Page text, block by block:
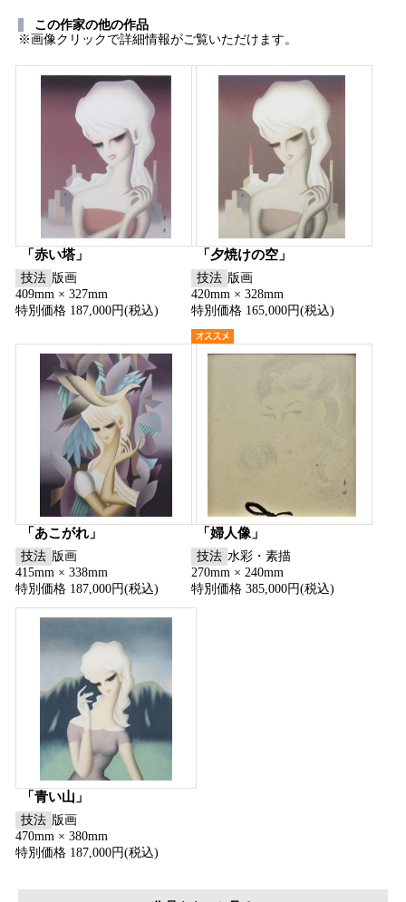
この作家の他の作品
※画像クリックで詳細情報がご覧いただけます。
「赤い塔」
技法 版画
409mm × 327mm
特別価格 187,000円(税込)
「夕焼けの空」
技法 版画
420mm × 328mm
特別価格 165,000円(税込)
「あこがれ」
技法 版画
415mm × 338mm
特別価格 187,000円(税込)
「婦人像」
技法 水彩・素描
270mm × 240mm
特別価格 385,000円(税込)
「青い山」
技法 版画
470mm × 380mm
特別価格 187,000円(税込)